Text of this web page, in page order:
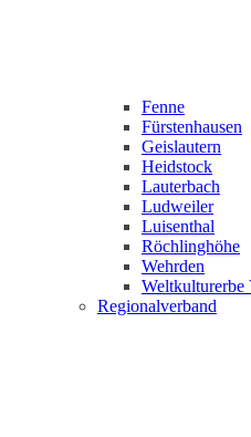
Fenne
Fürstenhausen
Geislautern
Heidstock
Lauterbach
Ludweiler
Luisenthal
Röchlinghöhe
Wehrden
Regionalverband